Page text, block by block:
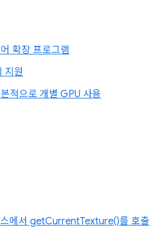
확장 프로그램
지원
적으로 개별 GPU 사용
에서 getCurrentTexture()를 호출